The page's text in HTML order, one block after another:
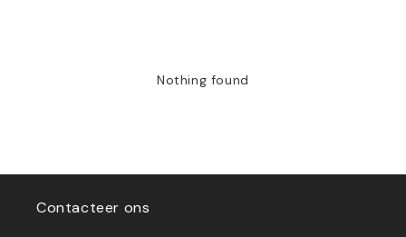
Nothing found
Contacteer ons